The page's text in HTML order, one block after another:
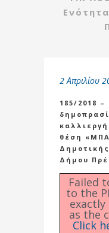
2 Απριλίου
185/2018
θέση
Δήμου
Failed
to the
as the
Click